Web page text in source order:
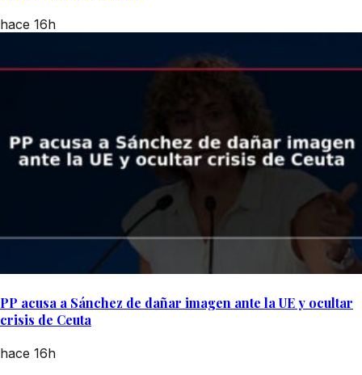
hace 16h
PP acusa a Sánchez de dañar imagen ante la UE y ocultar
crisis de Ceuta
hace 16h